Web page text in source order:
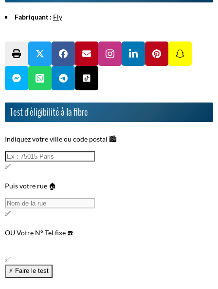
Fabriquant : Fly
Test d'éligibilité à la fibre
Indiquez votre ville ou code postal 🏙️
✅
Puis votre rue 🏠
✅
OUVotre N° Tel fixe ☎️
✅